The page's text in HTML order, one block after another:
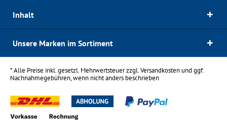
Inhalt
Unsere Marken im Sortiment
* Alle Preise inkl. gesetzl. Mehrwertsteuer zzgl.Versandkostenund ggf.
Nachnahmegebühren, wenn nicht anders beschrieben